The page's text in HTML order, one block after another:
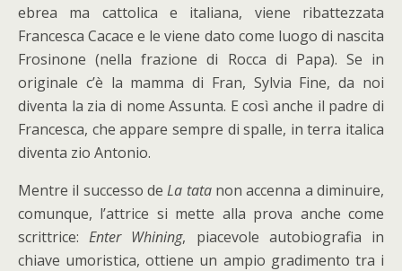
ebrea ma cattolica e italiana, viene ribattezzata
Francesca Cacace e le viene dato come luogo di nascita
Frosinone (nella frazione di Rocca di Papa). Se in
originale c’è la mamma di Fran, Sylvia Fine, da noi
diventa la zia di nome Assunta. E così anche il padre di
Francesca, che appare sempre di spalle, in terra italica
diventa zio Antonio.
Mentre il successo deLa tatanon accenna a diminuire,
comunque, l’attrice si mette alla prova anche come
scrittrice:Enter Whining, piacevole autobiografia in
chiave umoristica, ottiene un ampio gradimento tra i